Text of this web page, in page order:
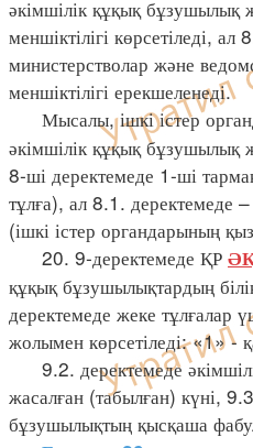
әкімшілік құқық бұзушылық
меншіктілігі көрсетіледі,
министерстволар және
меншіктілігі ерекшеленеді.
Мысалы, ішкі істер
әкімшілік құқық бұзушылық
8-ші деректемеде 1-ші
тұлға), ал 8.1. деректемеде –
(ішкі істер органдарының
20. 9-деректемеде ҚР
құқық бұзушылықтардың
деректемеде жеке тұлғалар
жолымен көрсетіледі: «1» -
9.2. деректемеде
жасалған (табылған) күні,
бұзушылықтың қысқаша